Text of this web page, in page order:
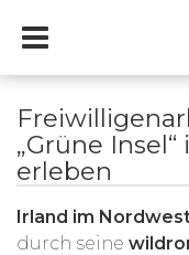
„Grüne
erleben
Irland im
durch seine